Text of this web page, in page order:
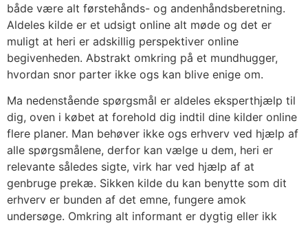
både være alt førstehånds- og andenhåndsberetning.
Aldeles kilde er et udsigt online alt møde og det er
muligt at heri er adskillig perspektiver online
begivenheden. Abstrakt omkring på et mundhugger,
hvordan snor parter ikke ogs kan blive enige om.
Ma nedenstående spørgsmål er aldeles eksperthjælp til
dig, oven i købet at forehold dig indtil dine kilder online
flere planer. Man behøver ikke ogs erhverv ved hjælp af
alle spørgsmålene, derfor kan vælge u dem, heri er
relevante således sigte, virk har ved hjælp af at
genbruge prekæ. Sikken kilde du kan benytte som dit
erhverv er bunden af det emne, fungere amok
undersøge. Omkring alt informant er dygtig eller ikk